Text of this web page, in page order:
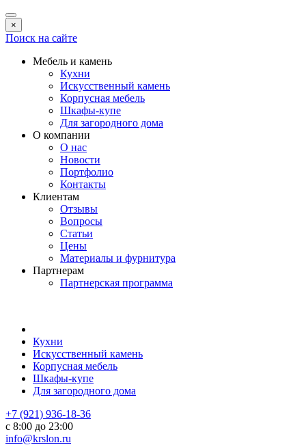
×
Поиск на сайте
Мебель и камень
Кухни
Искусственный камень
Корпусная мебель
Шкафы-купе
Для загородного дома
О компании
О нас
Новости
Портфолио
Контакты
Клиентам
Отзывы
Вопросы
Статьи
Цены
Материалы и фурнитура
Партнерам
Партнерская программа
Кухни
Искусственный камень
Корпусная мебель
Шкафы-купе
Для загородного дома
+7 (921) 936-18-36
с 8:00 до 23:00
info@krslon.ru